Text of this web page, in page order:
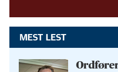
MEST LEST